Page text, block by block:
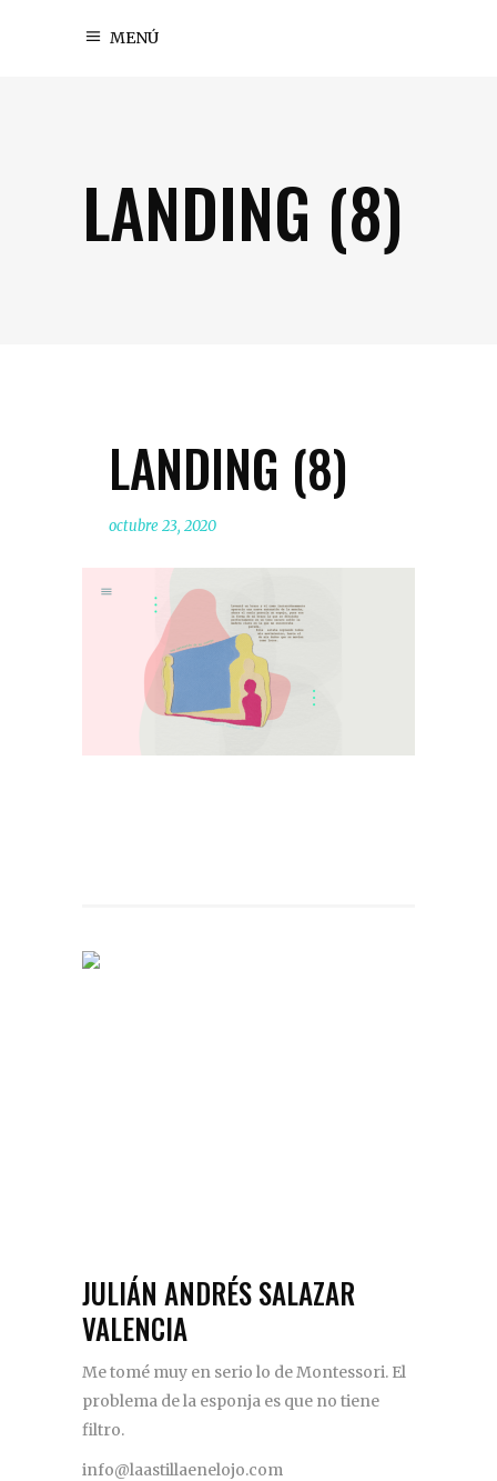
MENÚ
LANDING (8)
LANDING (8)
octubre 23, 2020
JULIÁN ANDRÉS SALAZAR
VALENCIA
Me tomé muy en serio lo de Montessori. El
problema de la esponja es que no tiene
filtro.
info@laastillaenelojo.com